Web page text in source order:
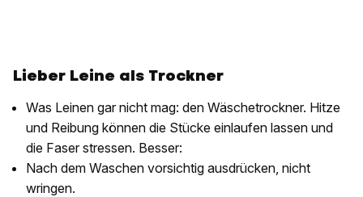
Lieber Leine als Trockner
Was Leinen gar nicht mag: den Wäschetrockner. Hitze
und Reibung können die Stücke einlaufen lassen und
die Faser stressen. Besser:
Nach dem Waschen vorsichtig ausdrücken, nicht
wringen.